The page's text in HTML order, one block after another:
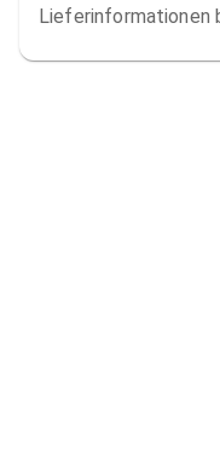
Lieferinformationen